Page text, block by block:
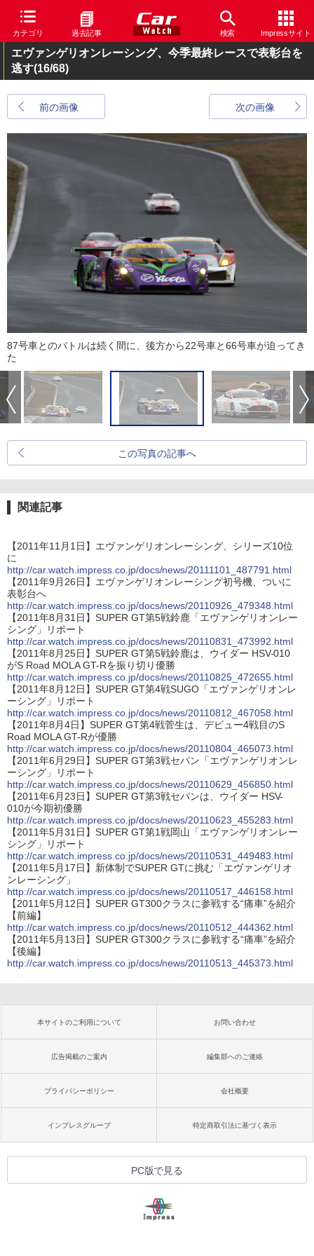
カテゴリ 過去記事 検索 Impressサイト
エヴァンゲリオンレーシング、今季最終レースで表彰台を
逃す(16/68)
前の画像 次の画像
87号車とのバトルは続く間に、後方から22号車と66号車が迫ってき
た
この写真の記事へ
関連記事
【2011年11月1日】エヴァンゲリオンレーシング、シリーズ10位
に
http://car.watch.impress.co.jp/docs/news/20111101_487791.html
【2011年9月26日】エヴァンゲリオンレーシング初号機、ついに
表彰台へ
http://car.watch.impress.co.jp/docs/news/20110926_479348.html
【2011年8月31日】SUPER GT第5戦鈴鹿「エヴァンゲリオンレー
シング」リポート
http://car.watch.impress.co.jp/docs/news/20110831_473992.html
【2011年8月25日】SUPER GT第5戦鈴鹿は、ウイダー HSV-010
がS Road MOLA GT-Rを振り切り優勝
http://car.watch.impress.co.jp/docs/news/20110825_472655.html
【2011年8月12日】SUPER GT第4戦SUGO「エヴァンゲリオンレ
ーシング」リポート
http://car.watch.impress.co.jp/docs/news/20110812_467058.html
【2011年8月4日】SUPER GT第4戦菅生は、デビュー4戦目のS
Road MOLA GT-Rが優勝
http://car.watch.impress.co.jp/docs/news/20110804_465073.html
【2011年6月29日】SUPER GT第3戦セパン「エヴァンゲリオンレ
ーシング」リポート
http://car.watch.impress.co.jp/docs/news/20110629_456850.html
【2011年6月23日】SUPER GT第3戦セパンは、ウイダー HSV-
010が今期初優勝
http://car.watch.impress.co.jp/docs/news/20110623_455283.html
【2011年5月31日】SUPER GT第1戦岡山「エヴァンゲリオンレー
シング」リポート
http://car.watch.impress.co.jp/docs/news/20110531_449483.html
【2011年5月17日】新体制でSUPER GTに挑む「エヴァンゲリオ
ンレーシング」
http://car.watch.impress.co.jp/docs/news/20110517_446158.html
【2011年5月12日】SUPER GT300クラスに参戦する“痛車”を紹介
【前編】
http://car.watch.impress.co.jp/docs/news/20110512_444362.html
【2011年5月13日】SUPER GT300クラスに参戦する“痛車”を紹介
【後編】
http://car.watch.impress.co.jp/docs/news/20110513_445373.html
本サイトのご利用について お問い合わせ
広告掲載のご案内 編集部へのご連絡
プライバシーポリシー 会社概要
インプレスグループ 特定商取引法に基づく表示
PC版で見る